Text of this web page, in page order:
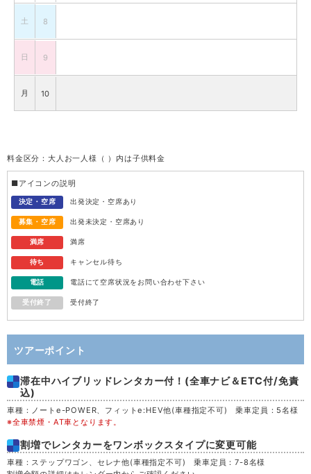
土 8
日 9
月 10
12
木 13
金 14
日 16
月 17
火 18
水 19
木 20
料金区分：大人お一人様（ ）内は子供料金
■アイコンの説明
決定・空席 出発決定・空席あり
募集・空席 出発未決定・空席あり
満席 満席
待ち キャンセル待ち
電話 電話にて空席状況をお問い合わせ下さい
受付終了 受付終了
ツアーポイント
滞在中ハイブリッドレンタカー付！(全車ナビ＆ETC付/免責
込)
車種：ノートe-POWER、フィットe:HEV他(車種指定不可) 乗車定員：5名様
※全車禁煙・AT車となります。
割増でレンタカーをワンボックスタイプに変更可能
車種：ステップワゴン、セレナ他(車種指定不可) 乗車定員：7-8名様